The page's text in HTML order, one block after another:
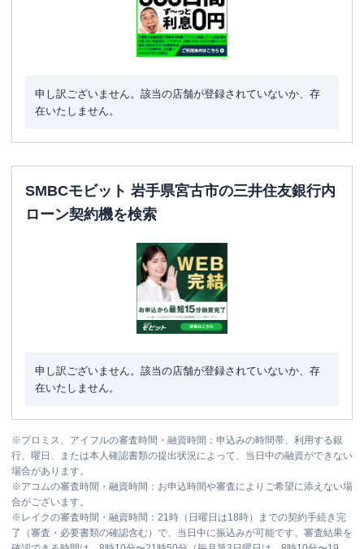
申し訳ございません。該当の店舗が登録されていないか、存
在いたしません。
SMBCモビット 岩手県宮古市の三井住友銀行内
ローン契約機を検索
申し訳ございません。該当の店舗が登録されていないか、存
在いたしません。
※プロミス、アイフルの審査時間・融資時間：申込みの時間帯、利用する銀
行、曜日、または本人確認書類の提出状況によって、当日中の融資ができない
場合があります。
※アコムの審査時間・融資時間：お申込時間や審査によりご希望に添えない場
合がございます。
※ レイクの審査時間・融資時間：21時（日曜日は18時）までの契約手続き完
了（審査・必要書類の確認含む）で、当日中に振込みが可能です。審査結果を